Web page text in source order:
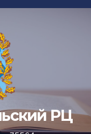
РЦ